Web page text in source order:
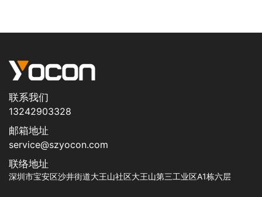
联系我们
13242903328
邮箱地址
service@szyocon.com
联络地址
深圳市宝安区沙井街道大王山社区大王山第三工业区A1栋六层